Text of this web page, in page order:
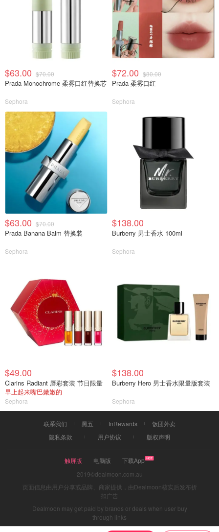
$63.00 $70.00
Prada Monochrome 柔雾口红替换芯
Sephora
$72.00 $80.00
Prada 柔雾口红
Sephora
$63.00 $70.00
Prada Banana Balm 替换装
Sephora
$138.00
Burberry 男士香水 100ml
Sephora
$49.00
Clarins Radiant 唇彩套装 节日限量
早上起来嘴巴嫩嫩的
Sephora
$138.00
Burberry Hero 男士香水限量版套装
Sephora
联系我们 黑五 InRewards
饭团外卖
隐私条款
用户协议 版权声明
触屏版 电脑版
下载App
2019©dealmoon.com.au
页面信息由用户分享或品牌、商家提供，由Dealmoon核实后发布折
扣广告
Dealmoon may get paid by brands or deals when user buy
through links